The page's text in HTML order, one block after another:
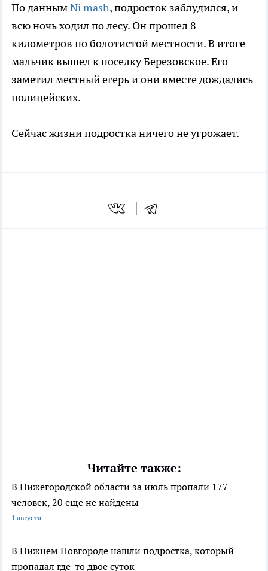
По даннымNi mash, подросток заблудился, и
всю ночь ходил по лесу. Он прошел 8
километров по болотистой местности. В итоге
мальчик вышел к поселку Березовское. Его
заметил местный егерь и они вместе дождались
полицейских.
Сейчас жизни подростка ничего не угрожает.
Читайте также:
В Нижегородской области за июль пропали 177
человек, 20 еще не найдены
1 августа
В Нижнем Новгороде нашли подростка, который
пропадал где-то двое суток